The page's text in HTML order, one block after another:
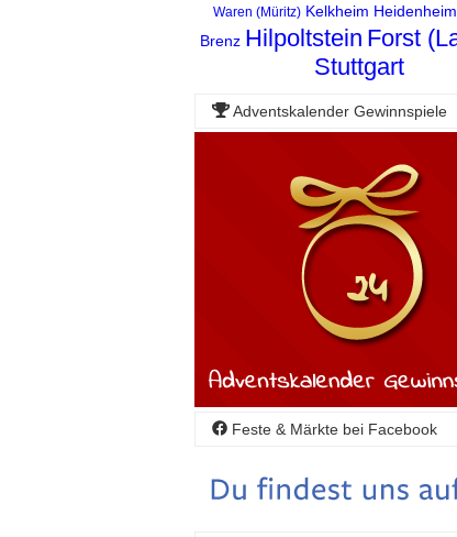
Waren (Müritz) Kelkheim
Brenz Hilpoltstein Forst
Stuttgart
Adventskalender Gewinnspiele
Feste & Märkte bei Facebook